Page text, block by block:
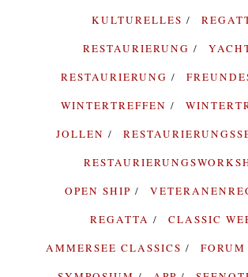
KULTURELLES
RESTAURIERUNG
RESTAURIERUNG
WINTERTREFFEN
JOLLEN
OPEN SHIP
REGATTA
CLASSIC
AMMERSEE CLASSICS
FORUM